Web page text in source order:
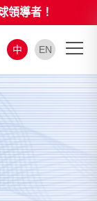
領導者！
中 EN